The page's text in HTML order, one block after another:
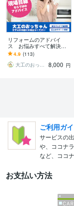
リフォームのアドバイ
ス お悩みすべて解決し
ます 数多くの現場をこな
している建築士の大工さ
んが問題解決！
4.9 (113)
大工のおっちゃん工房一級建築士
8,000 円
ご利用ガ
サービスの
や、ココナ
など、ココ
お支払い方法